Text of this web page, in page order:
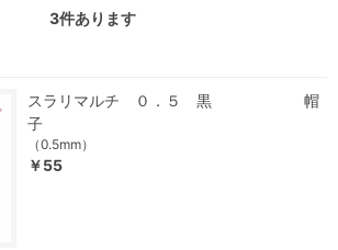
3件あります
スラリマルチ ０．５ 黒 帽
子
（0.5mm）
￥55